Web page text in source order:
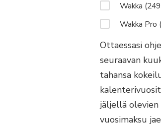
Wakka
Wakka Pro
Ottaessasi
seuraavan
tahansa
jäljellä olevien
vuosimaksu